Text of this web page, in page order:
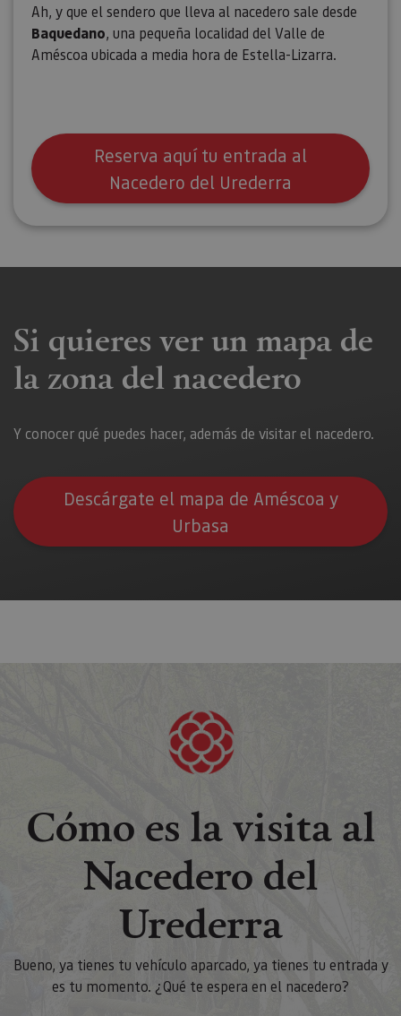
Ah, y que el sendero que lleva al nacedero sale desde
Baquedano, una pequeña localidad del Valle de
Améscoa ubicada a media hora de Estella-Lizarra.
Reserva aquí tu entrada al
Nacedero del Urederra
Si quieres ver un mapa de
la zona del nacedero
Y conocer qué puedes hacer, además de visitar el nacedero.
Descárgate el mapa de Améscoa y
Urbasa
Cómo es la visita al
Nacedero del
Urederra
Bueno, ya tienes tu vehículo aparcado, ya tienes tu entrada y
es tu momento. ¿Qué te espera en el nacedero?